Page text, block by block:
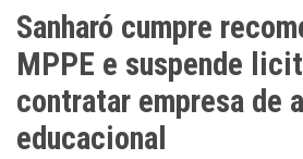
Sanharó cumpre
MPPE e suspende
contratar empresa de
educacional